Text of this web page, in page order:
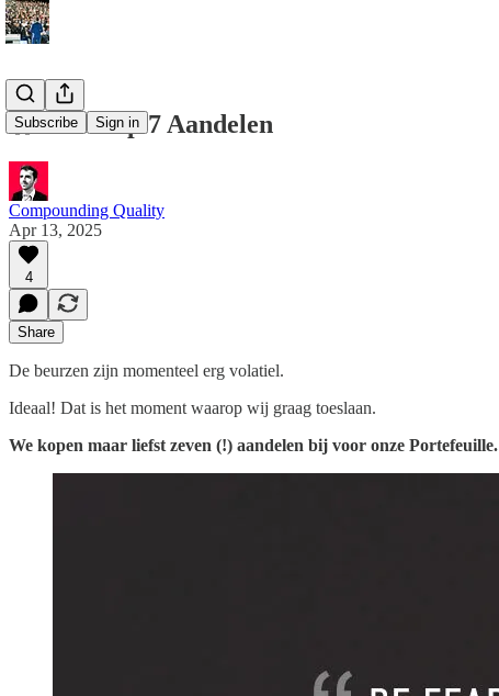
Subscribe Sign in
🛒 Aankoop 7 Aandelen
Compounding Quality
Apr 13, 2025
4
Share
De beurzen zijn momenteel erg volatiel.
Ideaal! Dat is het moment waarop wij graag toeslaan.
We kopen maar liefst zeven (!) aandelen bij voor onze Portefeuille.